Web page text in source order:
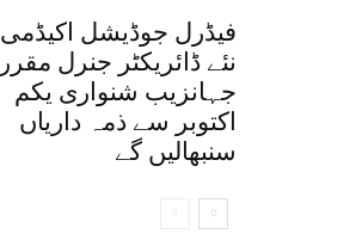
فیڈرل جوڈیشل
نئے ڈائریکٹر جنرل
جہانزیب شنواری یکم
اکتوبر سے ذمہ داریاں
سنبھالیں گے